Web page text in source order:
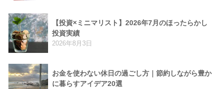
【投資×ミニマリスト】2026年7月のほったらかし
投資実績
2026年8月3日
お金を使わない休日の過ごし方｜節約しながら豊か
に暮らすアイデア20選